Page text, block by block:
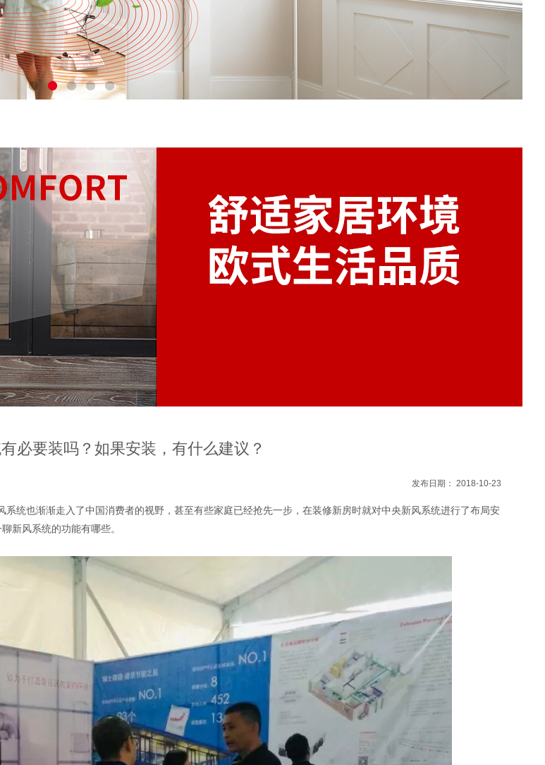
必要装吗？如果安装，有什么建议？
发布日期： 2018-10-23
也渐渐走入了中国消费者的视野，甚至有些家庭已经抢先一步，在装修新房时就对中央新风系统进行了布局安
新风系统的功能有哪些。